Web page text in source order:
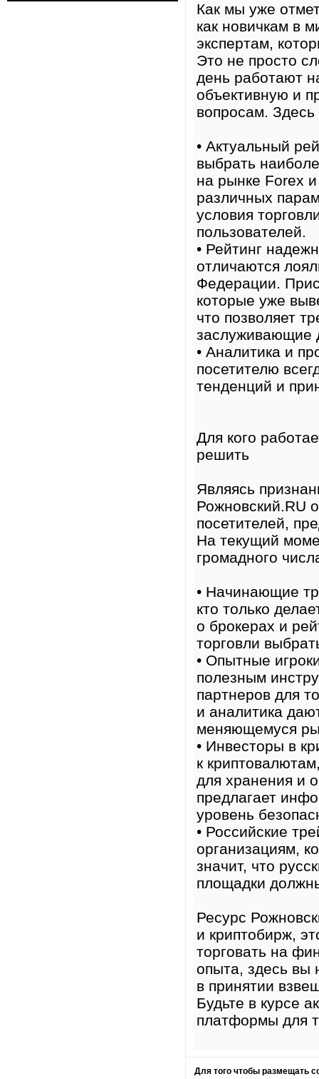
Как мы уже
как новичкам в
экспертам,
Это не просто
день работают
объективную и
вопросам. Здесь
• Актуальный
выбрать
на рынке Forex
различных
условия
пользователей.
• Рейтинг
отличаются
Федерации.
которые уже
что позволяет
заслуживающие
• Аналитика и
посетителю
тенденций и
Для кого
решить
Являясь
Рожновский.RU
посетителей,
На текущий
громадного
• Начинающие
кто только
о брокерах и
торговли
• Опытные
полезным
партнеров для
и аналитика
меняющемуся
• Инвесторы в
к
для хранения и
предлагает
уровень
• Российские
организациям,
значит, что
площадки
Ресурс
и криптобирж,
торговать на
опыта, здесь вы
в принятии
Будьте в курсе
платформы для
Для того чтобы размещать